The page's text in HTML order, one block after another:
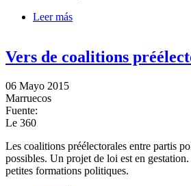
Leer más
Vers de coalitions
06 Mayo 2015
Marruecos
Fuente:
Le 360
Les coalitions préélectorales entre partis
possibles. Un projet de loi est en
petites formations politiques.